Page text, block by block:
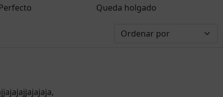
Queda holgado